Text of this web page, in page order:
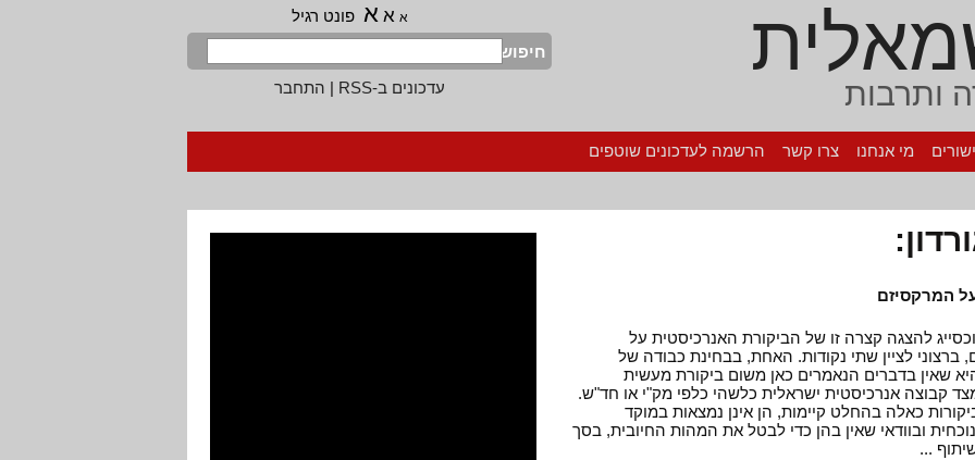
ותרבות
א א א פונט רגיל
חיפוש
עדכונים ב-RSS
| התחבר
מי אנחנו צרו קשר הרשמה לעדכונים שוטפים
המרקסיזם
להצגה קצרה זו של הביקורת האנרכיסטית על
ברצוני לציין שתי נקודות. האחת, בבחינת כבודה של
שאין בדברים הנאמרים כאן משום ביקורת מעשית
קבוצה אנרכיסטית ישראלית כלשהי כלפי מק"י או חד"ש.
כאלה בהחלט קיימות, הן אינן נמצאות במוקד
ובוודאי שאין בהן כדי לבטל את המהות החיובית, בסך
...